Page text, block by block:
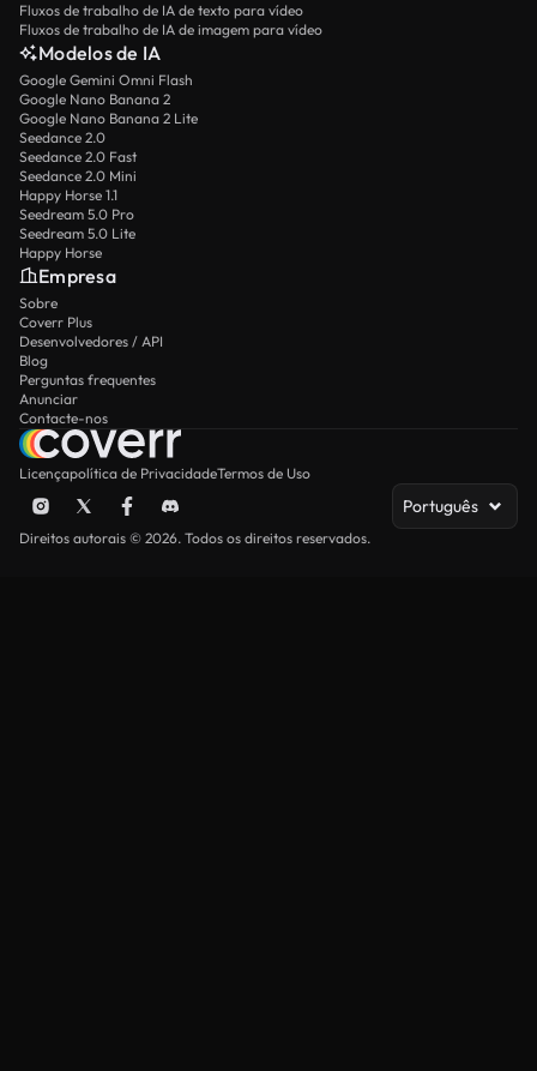
Fluxos de trabalho de IA de texto para vídeo
Fluxos de trabalho de IA de imagem para vídeo
Modelos de IA
Google Gemini Omni Flash
Google Nano Banana 2
Google Nano Banana 2 Lite
Seedance 2.0
Seedance 2.0 Fast
Seedance 2.0 Mini
Happy Horse 1.1
Seedream 5.0 Pro
Seedream 5.0 Lite
Happy Horse
Empresa
Sobre
Coverr Plus
Desenvolvedores / API
Blog
Perguntas frequentes
Anunciar
Contacte-nos
Licençapolítica de PrivacidadeTermos de Uso
Português
Direitos autorais © 2026. Todos os direitos reservados.